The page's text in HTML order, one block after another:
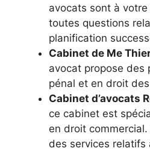
avocats sont à
toutes questions
planification
Cabinet de Me
avocat propose des
pénal et en droit
Cabinet d’avocats
ce cabinet est
en droit
des services relatifs